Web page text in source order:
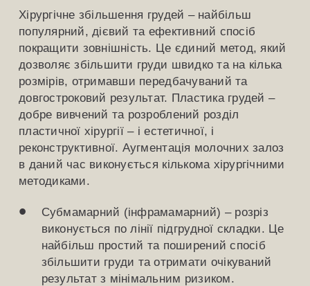
Хірургічне збільшення грудей – найбільш
популярний, дієвий та ефективний спосіб
покращити зовнішність. Це єдиний метод, який
дозволяє збільшити груди швидко та на кілька
розмірів, отримавши передбачуваний та
довгостроковий результат. Пластика грудей –
добре вивчений та розроблений розділ
пластичної хірургії – і естетичної, і
реконструктивної. Аугментація молочних залоз
в даний час виконується кількома хірургічними
методиками.
Субмамарний (інфрамамарний) – розріз
виконується по лінії підгрудної складки. Це
найбільш простий та поширений спосіб
збільшити груди та отримати очікуваний
результат з мінімальним ризиком.